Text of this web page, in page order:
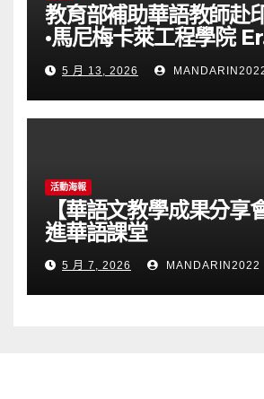
教育部補助華語教師赴
•馬尼梅卡萊工程學院
Perumal Manimekalai
College of
Tech)任教通告
5 月 13, 2026
活動海報
【華語文教學成果分享
進華語課堂
5 月 7, 2026 MANDARIN2022